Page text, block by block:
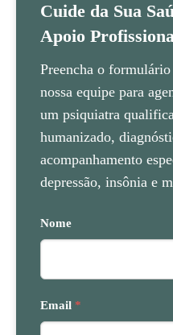
Cuide da Sua
Apoio
Preencha o
nossa equipe para
um psiquiatra
humanizado,
acompanhamento
depressão, insônia e
Nome
Email *